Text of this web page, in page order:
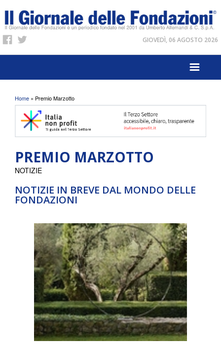
GIOVEDÌ, 06 AGOSTO 2026
Tu sei qui
Home » Premio Marzotto
PREMIO MARZOTTO
NOTIZIE IN BREVE DAL MONDO DELLE
FONDAZIONI
NOTIZIE